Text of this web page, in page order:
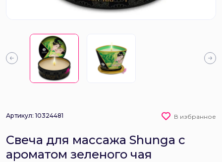
Артикул: 10324481 В избранное
Свеча для массажа Shunga с
ароматом зеленого чая